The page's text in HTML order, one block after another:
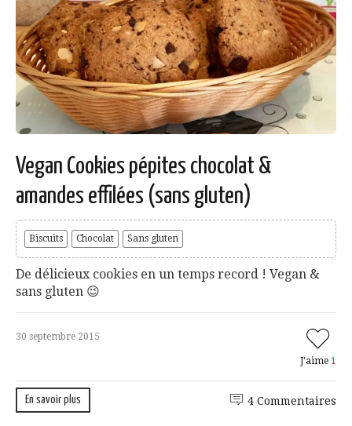
Vegan Cookies pépites chocolat &
amandes effilées (sans gluten)
Biscuits Chocolat Sans gluten
De délicieux cookies en un temps record ! Vegan &
sans gluten 😉
30 septembre 2015
J'aime 1
En savoir plus 4 Commentaires